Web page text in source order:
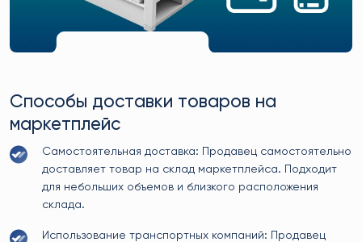
Способы доставки товаров на
маркетплейс
Самостоятельная доставка: Продавец самостоятельно
доставляет товар на склад маркетплейса. Подходит
для небольших объемов и близкого расположения
склада.
Использование транспортных компаний: Продавец